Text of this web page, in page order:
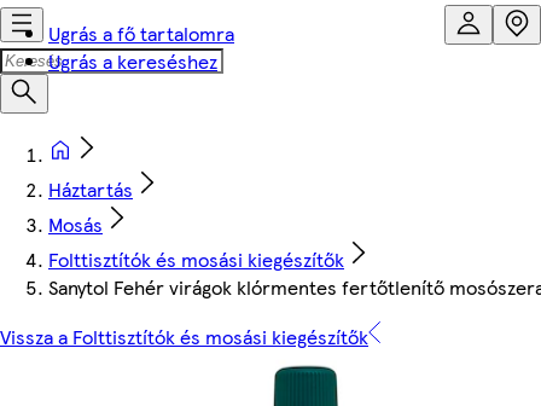
Ugrás a fő tartalomra
Ugrás a kereséshez
Háztartás
Mosás
Folttisztítók és mosási kiegészítők
Sanytol Fehér virágok klórmentes fertőtlenítő
Vissza a Folttisztítók és mosási kiegészítők